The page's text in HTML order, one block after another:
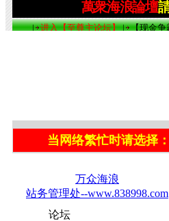
当网络繁忙时请选择：
万众海浪
站务管理处--www.838998.com
论坛